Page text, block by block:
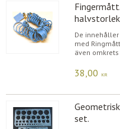
De
med
även
38,00 KR
set.